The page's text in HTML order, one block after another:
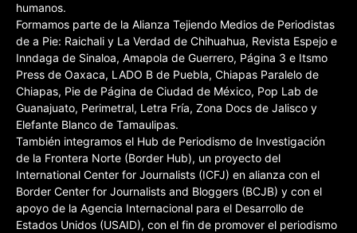
humanos.
Formamos parte de la Alianza Tejiendo Medios de Periodistas
de a Pie: Raichali y La Verdad de Chihuahua, Revista Espejo e
Inndaga de Sinaloa, Amapola de Guerrero, Página 3 e Itsmo
Press de Oaxaca, LADO B de Puebla, Chiapas Paralelo de
Chiapas, Pie de Página de Ciudad de México, Pop Lab de
Guanajuato, Perimetral, Letra Fría, Zona Docs de Jalisco y
Elefante Blanco de Tamaulipas.
También integramos el Hub de Periodismo de Investigación
de la Frontera Norte (Border Hub), un proyecto del
International Center for Journalists (ICFJ) en alianza con el
Border Center for Journalists and Bloggers (BCJB) y con el
apoyo de la Agencia Internacional para el Desarrollo de
Estados Unidos (USAID), con el fin de promover el periodismo